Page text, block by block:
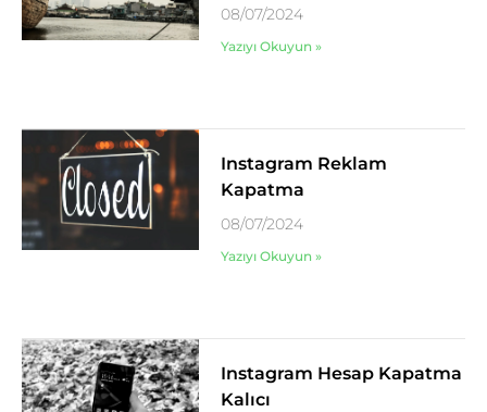
08/07/2024
Yazıyı Okuyun »
Instagram Reklam
Kapatma
08/07/2024
Yazıyı Okuyun »
Instagram Hesap Kapatma
Kalıcı